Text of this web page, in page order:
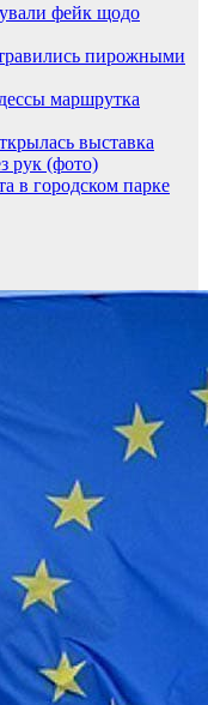
фейк щодо
пирожными
маршрутка
выставка
рук (фото)
в городском парке